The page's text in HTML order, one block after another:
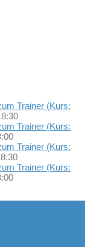
Trainer (Kurs:
Trainer (Kurs:
Trainer (Kurs:
Trainer (Kurs: